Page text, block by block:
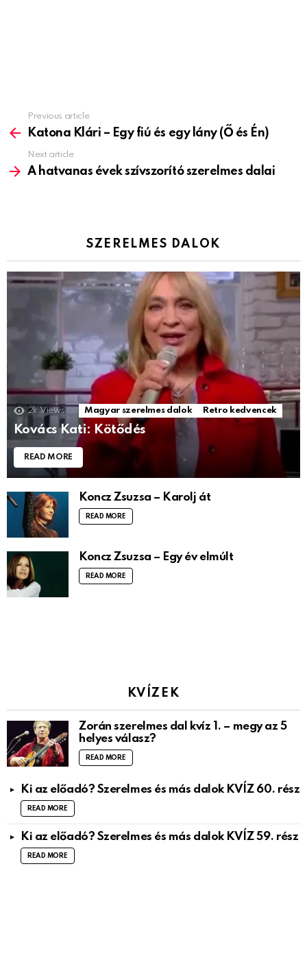
more
Previous article
Katona Klári – Egy fiú és egy lány (Ő és Én)
Next article
A hatvanas évek szívszorító szerelmes dalai
SZERELMES DALOK
2k Views Magyar szerelmes dalok Retro kedvencek
Kovács Kati: Kötődés
READ MORE
Koncz Zsuzsa – Karolj át
READ MORE
Koncz Zsuzsa – Egy év elmúlt
READ MORE
KVÍZEK
Zorán szerelmes dal kvíz 1. – megy az 5
helyes válasz?
READ MORE
Ki az előadó? Szerelmes és más dalok KVÍZ 60. rész
READ MORE
Ki az előadó? Szerelmes és más dalok KVÍZ 59. rész
READ MORE